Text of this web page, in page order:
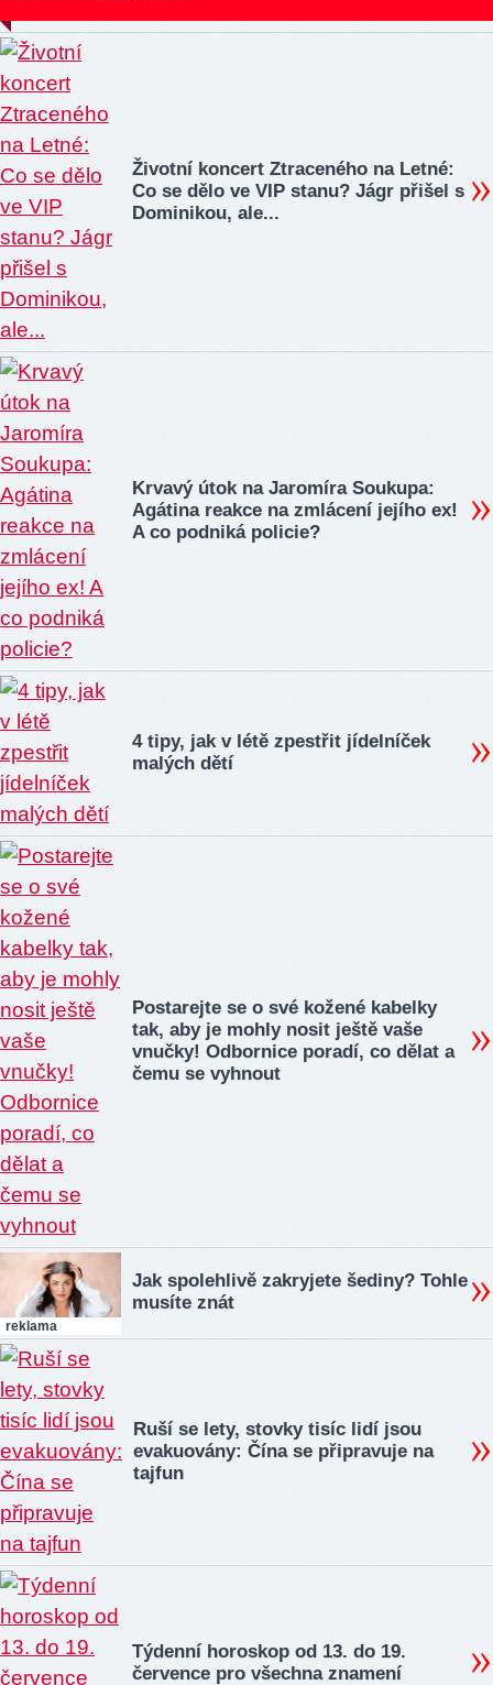
Životní koncert Ztraceného na Letné:
Co se dělo ve VIP stanu? Jágr přišel s
Dominikou, ale...
Krvavý útok na Jaromíra Soukupa:
Agátina reakce na zmlácení jejího ex!
A co podniká policie?
4 tipy, jak v létě zpestřit jídelníček
malých dětí
Postarejte se o své kožené kabelky
tak, aby je mohly nosit ještě vaše
vnučky! Odbornice poradí, co dělat a
čemu se vyhnout
reklama
Jak spolehlivě zakryjete šediny? Tohle
musíte znát
Ruší se lety, stovky tisíc lidí jsou
evakuovány: Čína se připravuje na
tajfun
Týdenní horoskop od 13. do 19.
července pro všechna znamení